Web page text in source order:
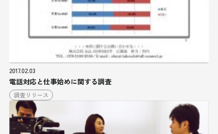
2017.02.03
電話対応と仕事始めに関する調査
調査リリース